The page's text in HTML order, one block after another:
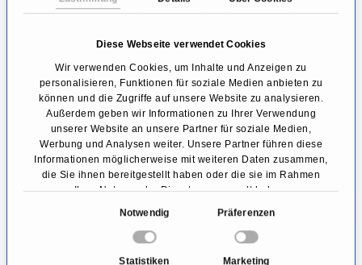
Diese Webseite verwendet Cookies
Wir verwenden Cookies, um Inhalte und Anzeigen zu
personalisieren, Funktionen für soziale Medien anbieten zu
können und die Zugriffe auf unsere Website zu analysieren.
Außerdem geben wir Informationen zu Ihrer Verwendung
unserer Website an unsere Partner für soziale Medien,
Werbung und Analysen weiter. Unsere Partner führen diese
Informationen möglicherweise mit weiteren Daten zusammen,
die Sie ihnen bereitgestellt haben oder die sie im Rahmen
Ihrer Nutzung der Dienste gesammelt haben.
Notwendig Präferenzen
Statistiken Marketing
Deformitäten auf, ganz charakteristisch sind die
sogenannten Schwanenhalsfinger. Durch
Verformung der Handwurzelknochen kann die
Handbewegung eingeschränkt sein.
Rheuma Symptome Sprunggelenk
und Fuß
Beim sogenannten Rheuma-Fuß bilden sich
möglicherweise Hühneraugen, Schwielen oder
ein Hallux valgus. Zehen können sich